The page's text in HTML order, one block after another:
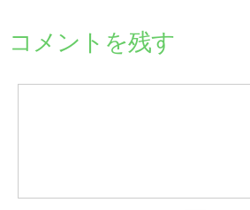
コメントを残す